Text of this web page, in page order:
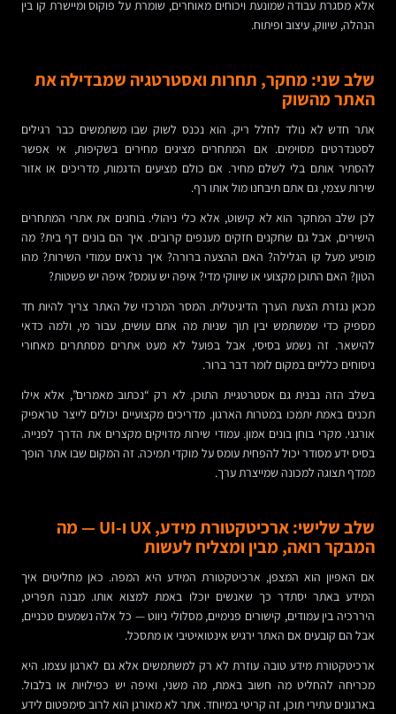
אלא מסגרת עבודה שמונעת ויכוחים מאוחרים, שומרת על פוקוס ומיישרת קו בין
הנהלה, שיווק, עיצוב ופיתוח.
שלב שני: מחקר, תחרות ואסטרטגיה שמבדילה את
האתר מהשוק
אתר חדש לא נולד לחלל ריק. הוא נכנס לשוק שבו משתמשים כבר רגילים
לסטנדרטים מסוימים. אם המתחרים מציגים מחירים בשקיפות, אי אפשר
להסתיר אותם בלי לשלם מחיר. אם כולם מציעים הדגמות, מדריכים או אזור
שירות עצמי, גם אתם תיבחנו מול אותו רף.
לכן שלב המחקר הוא לא קישוט, אלא כלי ניהולי. בוחנים את אתרי המתחרים
הישירים, אבל גם שחקנים חזקים מענפים קרובים. איך הם בונים דף בית? מה
מופיע מעל קו הגלילה? האם ההצעה ברורה? איך נראים עמודי השירות? מהו
הטון? האם התוכן מקצועי או שיווקי מדי? איפה יש עומס? איפה יש פשטות?
מכאן נגזרת הצעת הערך הדיגיטלית. המסר המרכזי של האתר צריך להיות חד
מספיק כדי שמשתמש יבין תוך שניות מה אתם עושים, עבור מי, ולמה כדאי
להישאר. זה נשמע בסיסי, אבל בפועל לא מעט אתרים מסתתרים מאחורי
ניסוחים כלליים במקום לומר דבר ברור.
בשלב הזה נבנית גם אסטרטגיית התוכן. לא רק “נכתוב מאמרים”, אלא אילו
תכנים באמת יתמכו במטרות הארגון. מדריכים מקצועיים יכולים לייצר טראפיק
אורגני. מקרי בוחן בונים אמון. עמודי שירות מדויקים מקצרים את הדרך לפנייה.
בסיס ידע מסודר יכול להפחית עומס על מוקדי תמיכה. זה המקום שבו אתר הופך
ממדף תצוגה למכונה שמייצרת ערך.
שלב שלישי: ארכיטקטורת מידע, UX ו-UI — מה
המבקר רואה, מבין ומצליח לעשות
אם האפיון הוא המצפן, ארכיטקטורת המידע היא המפה. כאן מחליטים איך
המידע באתר יסתדר כך שאנשים יוכלו באמת למצוא אותו. מבנה תפריט,
היררכיה בין עמודים, קישורים פנימיים, מסלולי ניווט — כל אלה נשמעים טכניים,
אבל הם קובעים אם האתר ירגיש אינטואיטיבי או מתסכל.
ארכיטקטורת מידע טובה עוזרת לא רק למשתמשים אלא גם לארגון עצמו. היא
מכריחה להחליט מה חשוב באמת, מה משני, ואיפה יש כפילויות או בלבול.
בארגונים עתירי תוכן, זה קריטי במיוחד. אתר לא מאורגן הוא לרוב סימפטום לידע